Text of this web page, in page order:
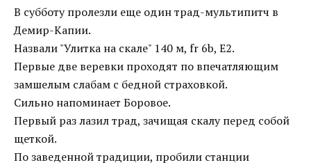
В субботу пролезли еще один трад-мультипитч в
Демир-Капии.
Назвали "Улитка на скале" 140 м, fr 6b, E2.
Первые две веревки проходят по впечатляющим
замшелым слабам с бедной страховкой.
Сильно напоминает Боровое.
Первый раз лазил трад, зачищая скалу перед собой
щеткой.
По заведенной традиции, пробили станции